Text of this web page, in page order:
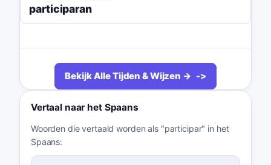
participaran
Bekijk Alle Tijden & Wijzen →
Vertaal naar het Spaans
Woorden die vertaald worden als "participar" in het
Spaans: